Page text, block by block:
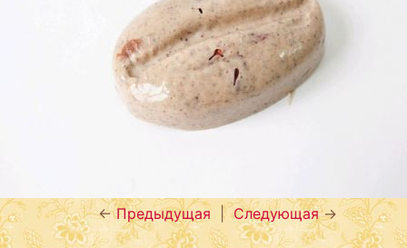
←Предыдущая | Следующая→